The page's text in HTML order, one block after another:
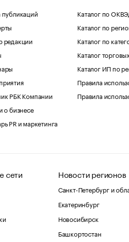
публикаций
редакции
РБК Компании
о бизнесе
PR и маркетинга
Каталог по
Каталог по
Каталог по
Каталог
Каталог ИП по
Правила
Правила
сети Новости регионов
Санкт-Петербург и
Екатеринбург
Новосибирск
Башкортостан